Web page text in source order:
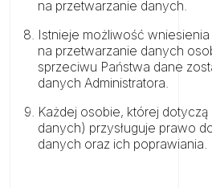
na przetwarzanie danych.
Istnieje możliwość
na przetwarzanie danych
sprzeciwu Państwa dane
danych Administratora.
Każdej osobie, której
danych) przysługuje prawo
danych oraz ich poprawiania.